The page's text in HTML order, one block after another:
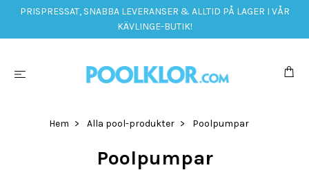
PRISPRESSAT, SNABBA LEVERANSER & ALLTID PÅ LAGER I VÅR
KÄVLINGE-BUTIK!
Hem Alla pool-produkter Poolpumpar
Poolpumpar